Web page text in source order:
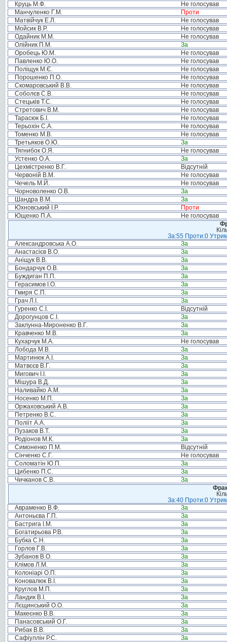
Круць М.Ф.
Не голосував
Манчуленко Г.М.
Проти
Матвійчук Е.Л.
Не голосував
Мойсик В.Р.
Не голосував
Одайник М.М.
Не голосував
Олійник П.М.
За
Оробець Ю.М.
Не голосував
Павленко Ю.О.
Не голосував
Поліщук М.Є.
Не голосував
Порошенко П.О.
Не голосував
Скомаровський В.В.
Не голосував
Соболєв С.В.
Не голосував
Стецьків Т.С.
Не голосував
Стретович В.М.
Не голосував
Тарасюк Б.І.
Не голосував
Терьохін С.А.
Не голосував
Томенко М.В.
Не голосував
Третьяков О.Ю.
За
Тягнибок О.Я.
Не голосував
Устенко О.А.
За
Цехмістренко В.Г.
Відсутній
Червоній В.М.
Не голосував
Чечель М.Й.
Не голосував
Чорноволенко О.В.
За
Шандра В.М.
За
Юхновський І.Р.
Проти
Ющенко П.А.
Не голосував
За:55 Проти:0
Александровська А.О.
За
Анастасієв В.О.
За
Аніщук В.В.
За
Бондарчук О.В.
За
Буждиган П.П.
За
Герасимов І.О.
За
Гмиря С.П.
За
Грач Л.І.
За
Гуренко С.І.
Відсутній
Дорогунцов С.І.
За
Заклунна-Мироненко В.Г.
За
Кравченко М.В.
За
Кухарчук М.А.
Не голосував
Лобода М.В.
За
Мартинюк А.І.
За
Матвєєв В.Г.
За
Мигович І.І.
За
Мішура В.Д.
За
Наливайко А.М.
За
Носенко М.П.
За
Оржаховський А.В.
За
Петренко В.С.
За
Полііт А.А.
За
Пузаков В.Т.
За
Родіонов М.К.
За
Симоненко П.М.
Відсутній
Сінченко С.Г.
Не голосував
Соломатін Ю.П.
За
Цибенко П.С.
За
Чичканов С.В.
За
За:40 Проти:0
Авраменко В.Ф.
За
Антоньєва Г.П.
За
Бастрига І.М.
За
Богатирьова Р.В.
За
Бубка С.Н.
За
Горлов Г.В.
За
Зубанов В.О.
За
Клімов Л.М.
За
Колоніарі О.П.
За
Коновалюк В.І.
За
Круглов М.П.
За
Ландик В.І.
За
Лєщинський О.О.
За
Макеєнко В.В.
За
Панасовський О.Г.
За
Рибак В.В.
За
Сафіуллін Р.С.
За